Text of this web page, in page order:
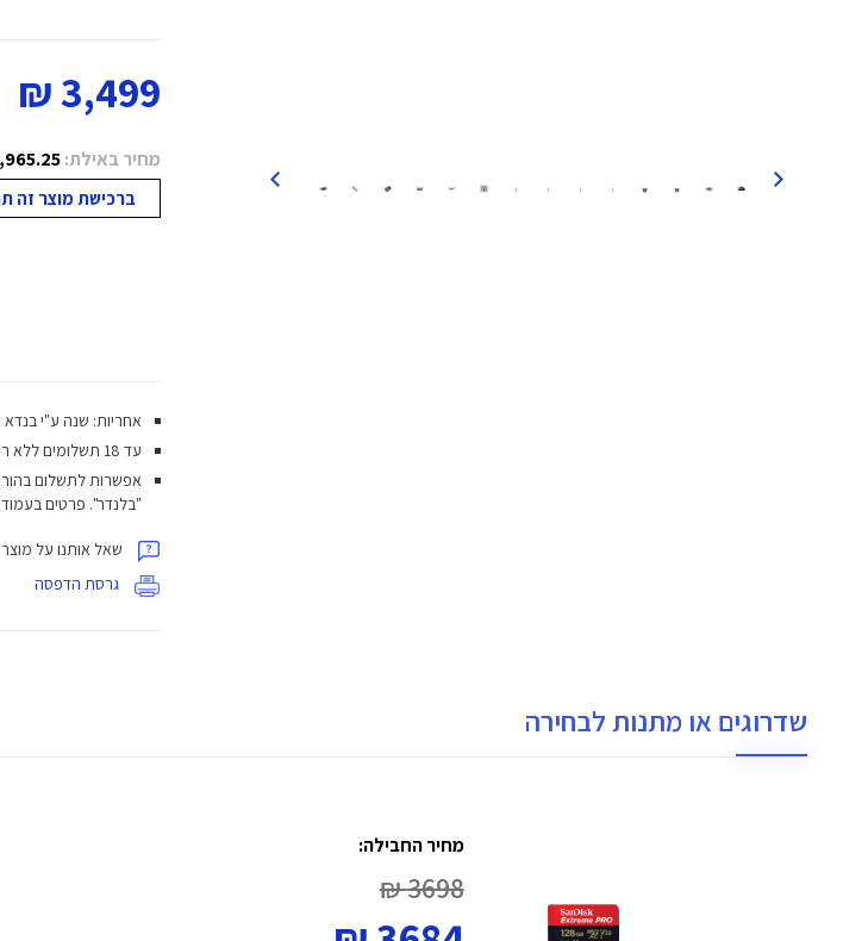
3,499 ₪
מחיר באילת:₪
ברכישת מוצר זה תוכלו לקבל
אחריות: שנה ע"י
עד 18 תשלומים ללא ריבית.
אפשרות לתשלום
"בלנדר". פרטים
שאל אותנו על
גרסת הדפסה
שדרוגים או מתנות לבחירה
מחיר החבילה:
3698 ₪